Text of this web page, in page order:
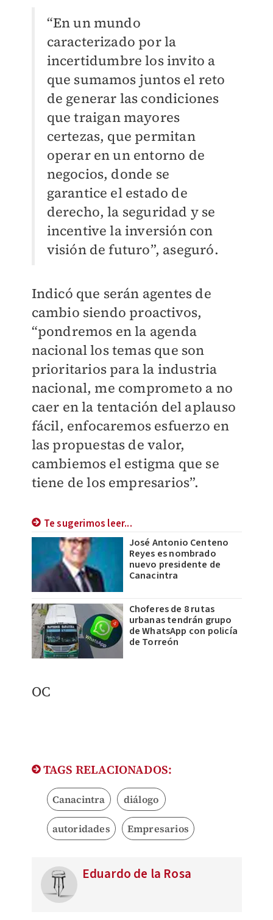
“En un mundo
caracterizado por la
incertidumbre los invito a
que sumamos juntos el reto
de generar las condiciones
que traigan mayores
certezas, que permitan
operar en un entorno de
negocios, donde se
garantice el estado de
derecho, la seguridad y se
incentive la inversión con
visión de futuro”, aseguró.
Indicó que serán agentes de
cambio siendo proactivos,
“pondremos en la agenda
nacional los temas que son
prioritarios para la industria
nacional, me comprometo a no
caer en la tentación del aplauso
fácil, enfocaremos esfuerzo en
las propuestas de valor,
cambiemos el estigma que se
tiene de los empresarios”.
Te sugerimos leer...
José Antonio Centeno
Reyes es nombrado
nuevo presidente de
Canacintra
Choferes de 8 rutas
urbanas tendrán grupo
de WhatsApp con policía
de Torreón
OC
TAGS RELACIONADOS:
Canacintra diálogo
autoridades Empresarios
Eduardo de la Rosa